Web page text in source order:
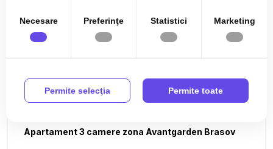
Apartament 3 camere zona Avantgarden Brasov
Necesare Preferinţe Statistici Marketing
Permite selecţia Permite toate